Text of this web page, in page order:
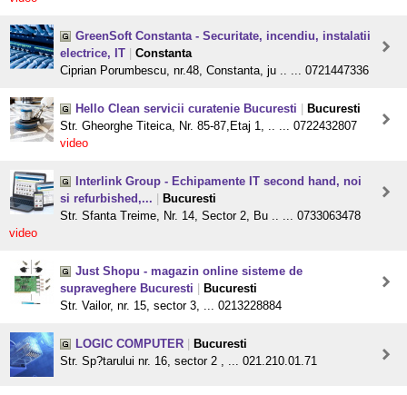
GreenSoft Constanta - Securitate, incendiu, instalatii
electrice, IT
Constanta
Ciprian Porumbescu, nr.48, Constanta, ju .. ... 0721447336
Hello Clean servicii curatenie Bucuresti
Bucuresti
Str. Gheorghe Titeica, Nr. 85-87,Etaj 1, .. ... 0722432807
video
Interlink Group - Echipamente IT second hand, noi
si refurbished,...
Bucuresti
Str. Sfanta Treime, Nr. 14, Sector 2, Bu .. ... 0733063478
video
Just Shopu - magazin online sisteme de
supraveghere Bucuresti
Bucuresti
Str. Vailor, nr. 15, sector 3, ... 0213228884
LOGIC COMPUTER
Bucuresti
Str. Sp?tarului nr. 16, sector 2 , ... 021.210.01.71